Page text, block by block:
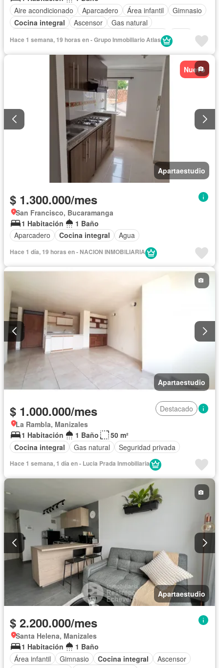
Aire acondicionado
Aparcadero Área infantil
Gimnasio
Cocina integral
Ascensor
Gas natural
Piscina
Hace 1 semana, 19 horas en - Grupo Inmobiliario Atlas
Nuevo
Apartaestudio
$ 1.300.000/mes
San Francisco, Bucaramanga
1 Habitación
1 Baño
Aparcadero
Cocina integral Agua
Hace 1 día, 19 horas en - NACION INMOBILIARIA
Apartaestudio
$ 1.000.000/mes
Destacado
La Rambla, Manizales
1 Habitación
1 Baño
50 m²
Cocina integral
Gas natural Seguridad privada
Hace 1 semana, 1 día en - Lucia Prada Inmobiliaria
Apartaestudio
$ 2.200.000/mes
Santa Helena, Manizales
1 Habitación
1 Baño
Área infantil
Gimnasio Cocina integral
Ascensor